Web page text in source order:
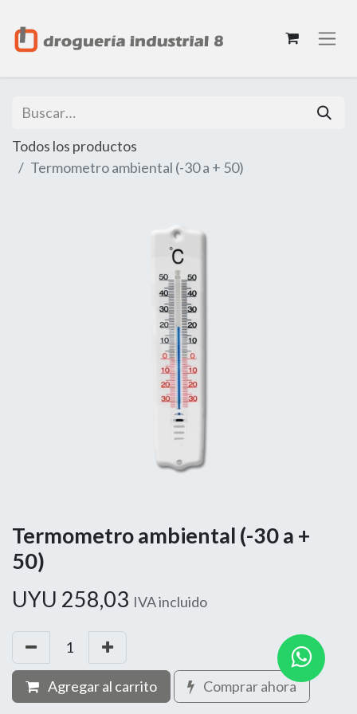
Todos los productos
Termometro ambiental (-30 a + 50)
Termometro ambiental (-30 a +
50)
UYU 258,03 IVA incluido
Agregar al carrito Comprar ahora